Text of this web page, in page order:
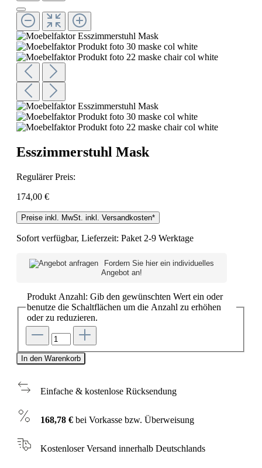
Esszimmerstuhl Mask
Regulärer Preis:
174,00 €
Preise inkl. MwSt. inkl. Versandkosten*
Sofort verfügbar, Lieferzeit: Paket 2-9 Werktage
Fordern Sie hier ein individuelles
Angebot an!
Produkt Anzahl: Gib den gewünschten Wert ein oder
benutze die Schaltflächen um die Anzahl zu erhöhen
oder zu reduzieren.
In den Warenkorb
Einfache & kostenlose Rücksendung
168,78 € bei Vorkasse bzw. Überweisung
Kostenloser Versand innerhalb Deutschlands